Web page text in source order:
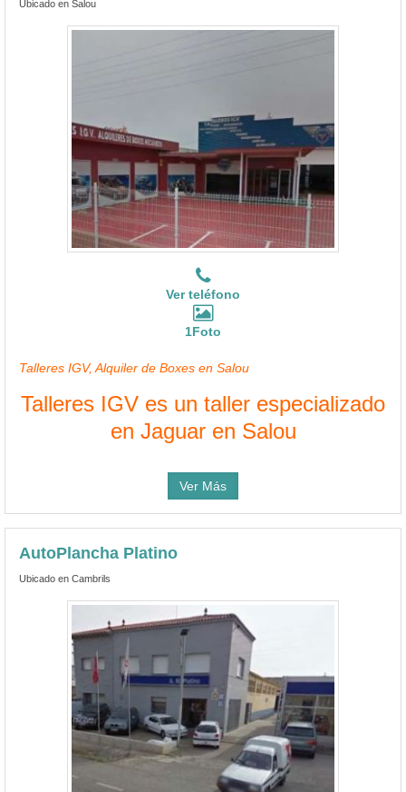
Ubicado en Salou
Ver teléfono
1Foto
Talleres IGV, Alquiler de Boxes en Salou
Talleres IGV es un taller especializado
en Jaguar en Salou
Ver Más
AutoPlancha Platino
Ubicado en Cambrils